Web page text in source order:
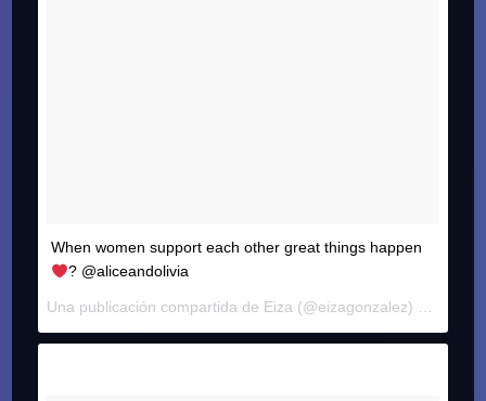
When women support each other great things happen
? @aliceandolivia
Una publicación compartida de Eiza (@eizagonzalez) el